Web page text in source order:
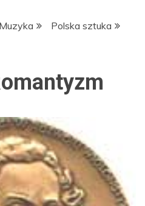
Muzyka
Polska sztuka